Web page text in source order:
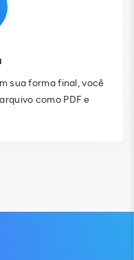
sua forma final, você
como PDF e